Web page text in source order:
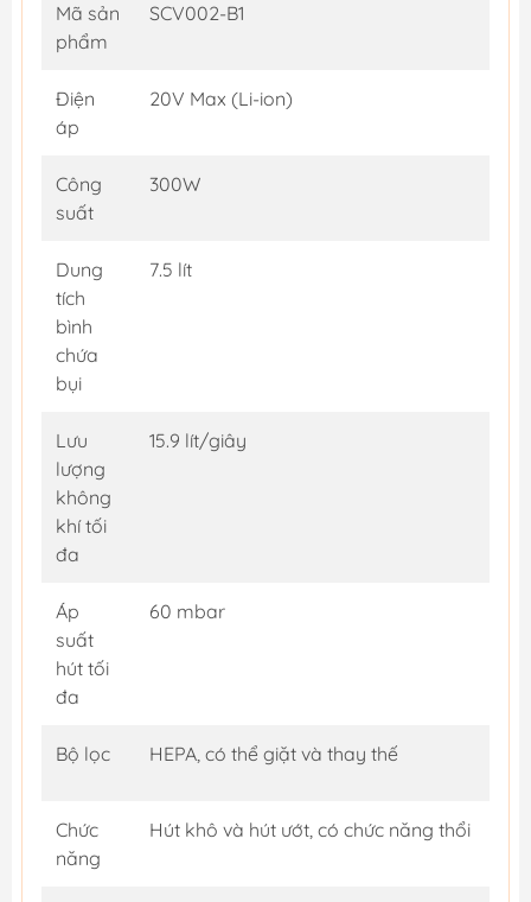
Mã sản
phẩm
SCV002-B1
Điện
áp
20V Max (Li-ion)
Công
suất
300W
Dung
tích
bình
chứa
bụi
7.5 lít
Lưu
lượng
không
khí tối
đa
15.9 lít/giây
Áp
suất
hút tối
đa
60 mbar
Bộ lọc HEPA, có thể giặt và thay thế
Chức
năng
Hút khô và hút ướt, có chức năng thổi